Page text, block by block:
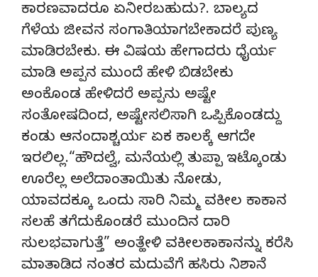
ಕಾರಣವಾದರೂ ಏನೀರಬಹುದು?. ಬಾಲ್ಯದ
ಗೆಳೆಯ ಜೀವನ ಸಂಗಾತಿಯಾಗಬೇಕಾದರೆ ಪುಣ್ಯ
ಮಾಡಿರಬೇಕು. ಈ ವಿಷಯ ಹೇಗಾದರು ಧೈರ್ಯ
ಮಾಡಿ ಅಪ್ಪನ ಮುಂದೆ ಹೇಳಿ ಬಿಡಬೇಕು
ಅಂಕೊಂಡ ಹೇಳಿದರೆ ಅಪ್ಪನು ಅಷ್ಟೇ
ಸಂತೋಷದಿಂದ, ಅಷ್ಟೇಸಲಿಸಾಗಿ ಒಪ್ಪಿಕೊಂಡದ್ದು
ಕಂಡು ಆನಂದಾಶ್ಚರ್ಯ ಏಕ ಕಾಲಕ್ಕೆ ಆಗದೇ
ಇರಲಿಲ್ಲ.“ಹೌದಲ್ವೆ, ಮನೆಯಲ್ಲಿ ತುಪ್ಪಾ ಇಟ್ಕೊಂಡು
ಊರೆಲ್ಲ ಅಲೆದಾಂತಾಯಿತು ನೋಡು,
ಯಾವದಕ್ಕೂ ಒಂದು ಸಾರಿ ನಿಮ್ಮ ವಕೀಲ ಕಾಕಾನ
ಸಲಹೆ ತಗೆದುಕೊಂಡರೆ ಮುಂದಿನ ದಾರಿ
ಸುಲಭವಾಗುತ್ತೆ” ಅಂತ್ಹೇಳಿ ವಕೀಲಕಾಕಾನನ್ನು ಕರೆಸಿ
ಮಾತಾಡಿದ ನಂತರ ಮದುವೆಗೆ ಹಸಿರು ನಿಶಾನೆ